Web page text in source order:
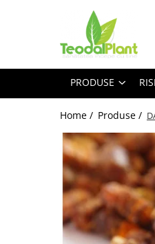
Produse
ANTIINFLAMATOARE
SUPLIMENTE TONICE
CREME ANTIINFLAMATOARE-
CIRCULAȚIE
SUPLIMENTE DIABET
SUPLIMENTE DIVERSE
SUPLIMENTE HORMONALE
PRODUSE
Home / Produse /